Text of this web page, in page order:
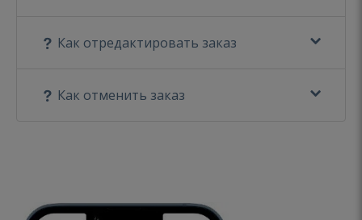
Как отредактировать заказ
Как отменить заказ